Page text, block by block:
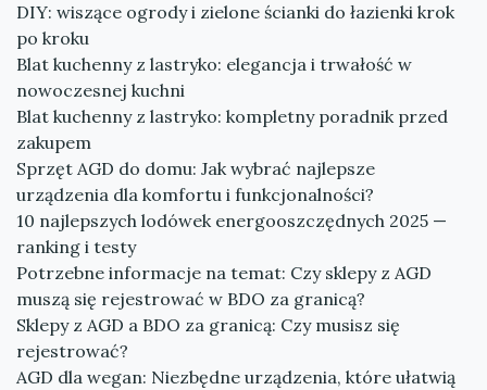
DIY: wiszące ogrody i zielone ścianki do łazienki krok
po kroku
Blat kuchenny z lastryko: elegancja i trwałość w
nowoczesnej kuchni
Blat kuchenny z lastryko: kompletny poradnik przed
zakupem
Sprzęt AGD do domu: Jak wybrać najlepsze
urządzenia dla komfortu i funkcjonalności?
10 najlepszych lodówek energooszczędnych 2025 —
ranking i testy
Potrzebne informacje na temat: Czy sklepy z AGD
muszą się rejestrować w BDO za granicą?
Sklepy z AGD a BDO za granicą: Czy musisz się
rejestrować?
AGD dla wegan: Niezbędne urządzenia, które ułatwią